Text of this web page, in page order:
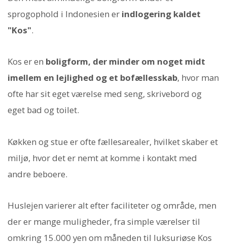
sprogophold i Indonesien er indlogering kaldet
"Kos".
Kos er en boligform, der minder om noget midt
imellem en lejlighed og et bofællesskab, hvor man
ofte har sit eget værelse med seng, skrivebord og
eget bad og toilet.
Køkken og stue er ofte fællesarealer, hvilket skaber et
miljø, hvor det er nemt at komme i kontakt med
andre beboere.
Huslejen varierer alt efter faciliteter og område, men
der er mange muligheder, fra simple værelser til
omkring 15.000 yen om måneden til luksuriøse Kos